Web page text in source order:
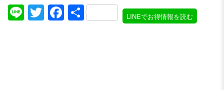
LineTwitter
Facebook
共
有
LINEでお得情報を読む